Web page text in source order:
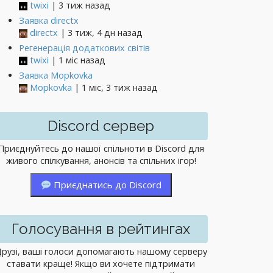
twixi | 3 тиж назад
Заявка directx
directx | 3 тиж, 4 дн назад
Регенерація додаткових світів
twixi | 1 міс назад
Заявка Mopkovka
Mopkovka | 1 міс, 3 тиж назад
Discord сервер
до нашої спільноти в Discord для
живого спілкування, анонсів та спільних ігор!
Приєднатись до Discord
Голосування в рейтингах
ваші голоси допомагають нашому серверу
ставати краще! Якщо ви хочете підтримати